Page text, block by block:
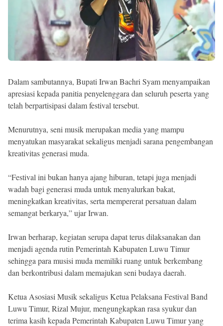
Dalam sambutannya, Bupati Irwan Bachri Syam menyampaikan
apresiasi kepada panitia penyelenggara dan seluruh peserta yang
telah berpartisipasi dalam festival tersebut.
Menurutnya, seni musik merupakan media yang mampu
menyatukan masyarakat sekaligus menjadi sarana pengembangan
kreativitas generasi muda.
“Festival ini bukan hanya ajang hiburan, tetapi juga menjadi
wadah bagi generasi muda untuk menyalurkan bakat,
meningkatkan kreativitas, serta mempererat persatuan dalam
semangat berkarya,” ujar Irwan.
Irwan berharap, kegiatan serupa dapat terus dilaksanakan dan
menjadi agenda rutin Pemerintah Kabupaten Luwu Timur
sehingga para musisi muda memiliki ruang untuk berkembang
dan berkontribusi dalam memajukan seni budaya daerah.
Ketua Asosiasi Musik sekaligus Ketua Pelaksana Festival Band
Luwu Timur, Rizal Mujur, mengungkapkan rasa syukur dan
terima kasih kepada Pemerintah Kabupaten Luwu Timur yang